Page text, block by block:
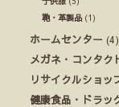
鞄・革製品 (1)
ホームセンター (4)
メガネ・コンタク
リサイクルショッ
健康食品・ドラッ